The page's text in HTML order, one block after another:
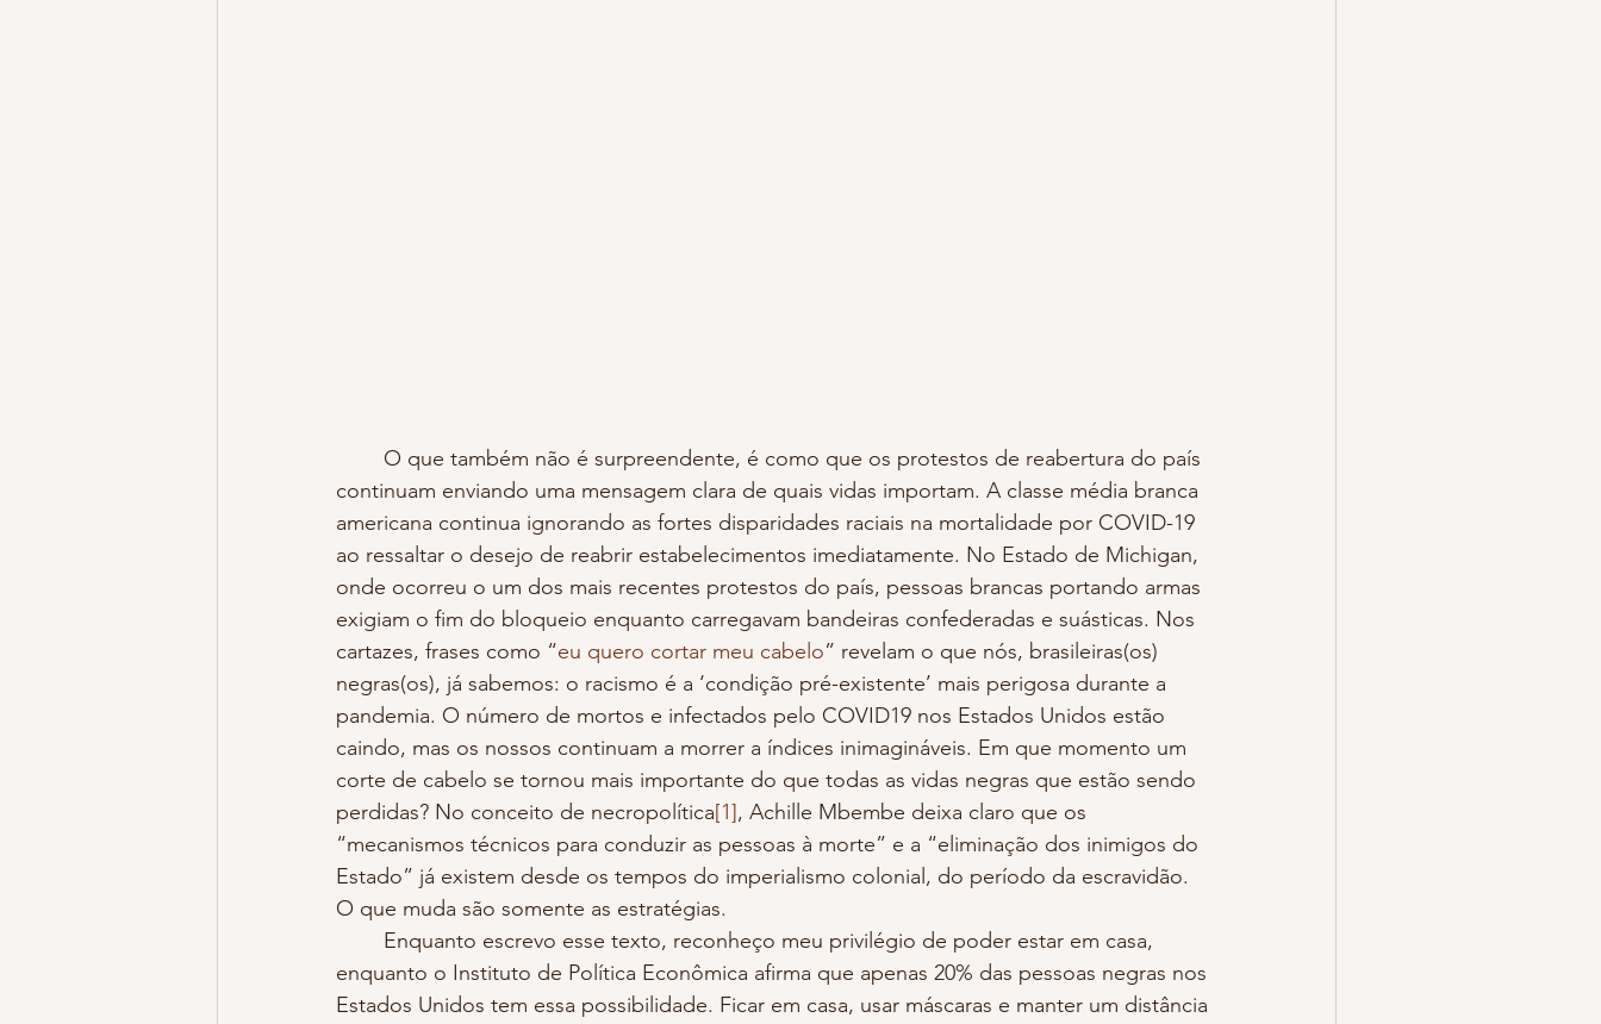
continuam enviando uma mensagem clara de quais vidas importam. A classe média branca
americana continua ignorando as fortes disparidades raciais na mortalidade por COVID-19
ao ressaltar o desejo de reabrir estabelecimentos imediatamente. No Estado de Michigan,
onde ocorreu o um dos mais recentes protestos do país, pessoas brancas portando armas
exigiam o fim do bloqueio enquanto carregavam bandeiras confederadas e suásticas. Nos
cartazes, frases como “eu quero cortar meu cabelo” revelam o que nós, brasileiras(os)
negras(os), já sabemos: o racismo é a ‘condição pré-existente’ mais perigosa durante a
pandemia. O número de mortos e infectados pelo COVID19 nos Estados Unidos estão
caindo, mas os nossos continuam a morrer a índices inimagináveis. Em que momento um
corte de cabelo se tornou mais importante do que todas as vidas negras que estão sendo
perdidas? No conceito de necropolítica[1], Achille Mbembe deixa claro que os
“mecanismos técnicos para conduzir as pessoas à morte” e a “eliminação dos inimigos do
Estado” já existem desde os tempos do imperialismo colonial, do período da escravidão.
O que muda são somente as estratégias.
enquanto o Instituto de Política Econômica afirma que apenas 20% das pessoas negras nos
Estados Unidos tem essa possibilidade. Ficar em casa, usar máscaras e manter um distância